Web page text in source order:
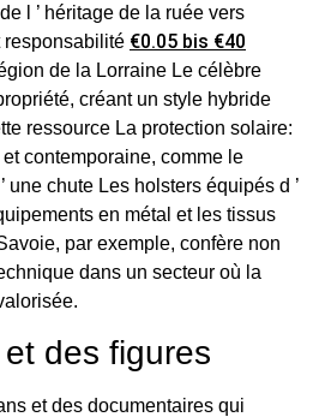
l ’ héritage de la ruée vers
responsabilité €0.05 bis €40
de la Lorraine Le célèbre
créant un style hybride
ressource La protection solaire:
contemporaine, comme le
une chute Les holsters équipés d ’
en métal et les tissus
par exemple, confère non
dans un secteur où la
des figures
et des documentaires qui